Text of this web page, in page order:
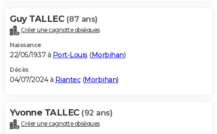
Guy TALLEC (87 ans)
Créer une cagnotte obsèques
Naissance
22/05/1937 à Port-Louis (Morbihan)
Décès
04/07/2024 à Riantec(Morbihan)
Yvonne TALLEC (92 ans)
Créer une cagnotte obsèques